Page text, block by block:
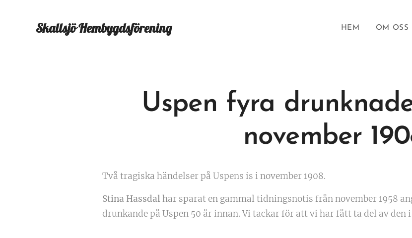
SkallsjöHembygdsförening HEM OM OSS
Uspen fyra
november
Två tragiska händelser på Uspens is i november 1908.
Stina Hassdalhar sparat en gammal tidningsnotis från november 1958
drunkande på Uspen 50 år innan. Vi tackar för att vi har fått ta del av den